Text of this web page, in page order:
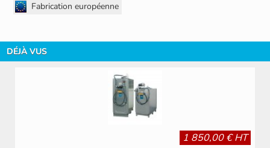
Fabrication européenne
DÉJÀ VUS
1 850,00 € HT